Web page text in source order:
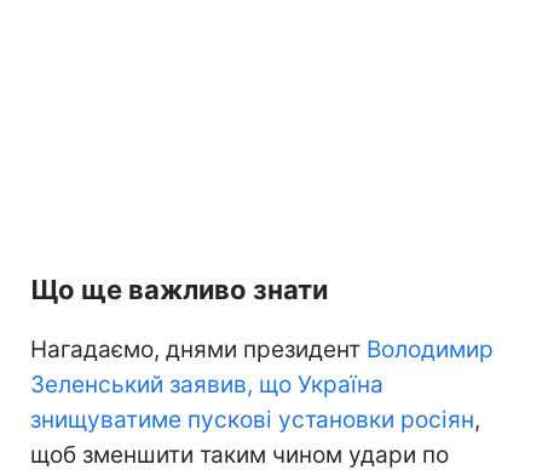
Що ще важливо знати
Нагадаємо, днями президент Володимир
Зеленський заявив, що Україна
знищуватиме пускові установки росіян,
щоб зменшити таким чином удари по